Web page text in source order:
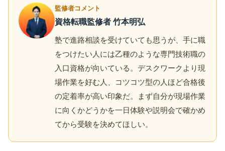
監修者コメント
資格転職監修者 竹本明弘
塾で進路相談を受けていても思うが、手に職
をつけたい人には乙種のような専門技術職の
入口資格が向いている。デスクワークより現
場作業を好む人、コツコツ型の人ほど合格後
の定着率が高い印象だ。まず自分が現場作業
に向くかどうかを一日体験や説明会で確かめ
てから受験を決めてほしい。